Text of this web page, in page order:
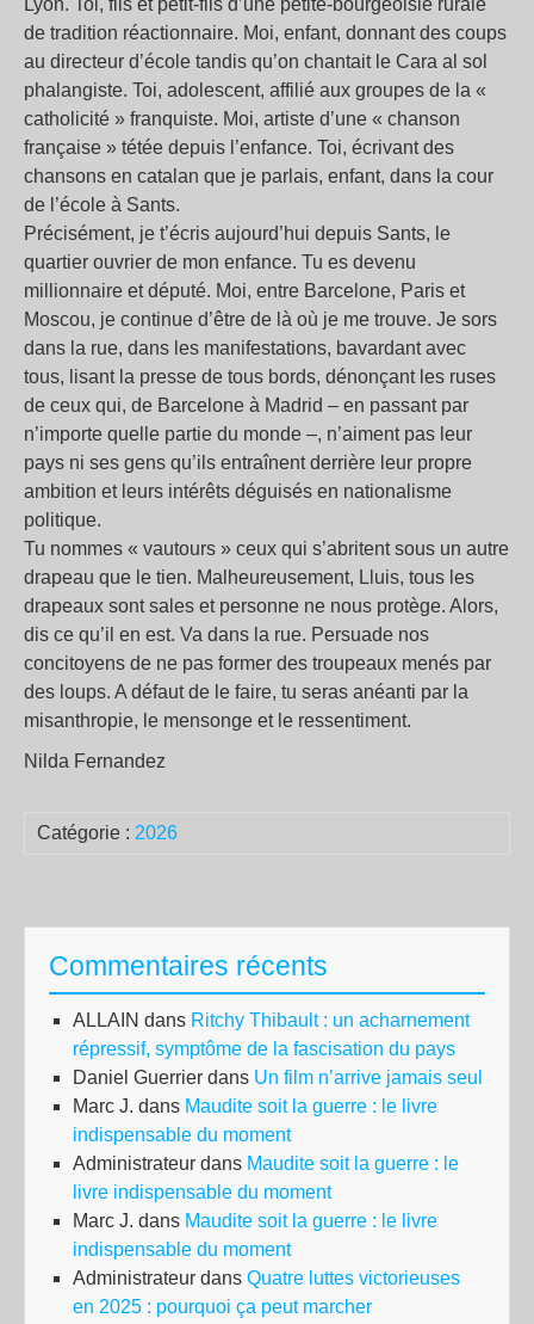
Lyon. Toi, fils et petit-fils d’une petite-bourgeoisie rurale
de tradition réactionnaire. Moi, enfant, donnant des coups
au directeur d’école tandis qu’on chantait le Cara al sol
phalangiste. Toi, adolescent, affilié aux groupes de la «
catholicité » franquiste. Moi, artiste d’une « chanson
française » tétée depuis l’enfance. Toi, écrivant des
chansons en catalan que je parlais, enfant, dans la cour
de l’école à Sants.
Précisément, je t’écris aujourd’hui depuis Sants, le
quartier ouvrier de mon enfance. Tu es devenu
millionnaire et député. Moi, entre Barcelone, Paris et
Moscou, je continue d’être de là où je me trouve. Je sors
dans la rue, dans les manifestations, bavardant avec
tous, lisant la presse de tous bords, dénonçant les ruses
de ceux qui, de Barcelone à Madrid – en passant par
n’importe quelle partie du monde –, n’aiment pas leur
pays ni ses gens qu’ils entraînent derrière leur propre
ambition et leurs intérêts déguisés en nationalisme
politique.
Tu nommes « vautours » ceux qui s’abritent sous un autre
drapeau que le tien. Malheureusement, Lluis, tous les
drapeaux sont sales et personne ne nous protège. Alors,
dis ce qu’il en est. Va dans la rue. Persuade nos
concitoyens de ne pas former des troupeaux menés par
des loups. A défaut de le faire, tu seras anéanti par la
misanthropie, le mensonge et le ressentiment.
Nilda Fernandez
Catégorie : 2026
Commentaires récents
ALLAIN dans Ritchy Thibault : un acharnement
répressif, symptôme de la fascisation du pays
Daniel Guerrier dans Un film n’arrive jamais seul
Marc J. dans Maudite soit la guerre : le livre
indispensable du moment
Administrateur dans Maudite soit la guerre : le
livre indispensable du moment
Marc J. dans Maudite soit la guerre : le livre
indispensable du moment
Administrateur dans Quatre luttes victorieuses
en 2025 : pourquoi ça peut marcher